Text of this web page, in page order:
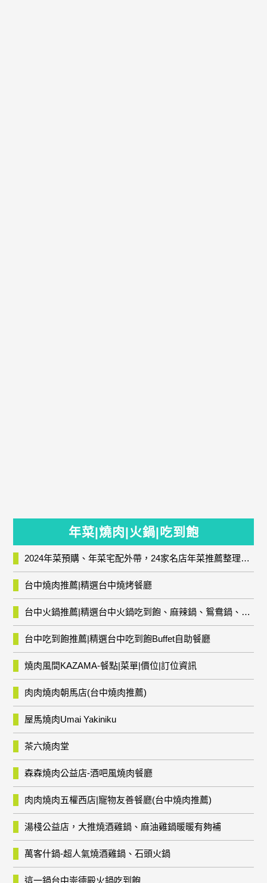
年菜|燒肉|火鍋|吃到飽
2024年菜預購、年菜宅配外帶，24家名店年菜推薦整理，圍爐輕鬆上菜團圓趣
台中燒肉推薦|精選台中燒烤餐廳
台中火鍋推薦|精選台中火鍋吃到飽、麻辣鍋、鴛鴦鍋、石頭火鍋、酸菜白肉鍋、海鮮鍋、燒酒雞、麻油雞、壽喜燒等熱門人氣火鍋店!
台中吃到飽推薦|精選台中吃到飽Buffet自助餐廳
燒肉風間KAZAMA-餐點|菜單|價位|訂位資訊
肉肉燒肉朝馬店(台中燒肉推薦)
屋馬燒肉Umai Yakiniku
茶六燒肉堂
森森燒肉公益店-酒吧風燒肉餐廳
肉肉燒肉五權西店|寵物友善餐廳(台中燒肉推薦)
湯棧公益店，大推燒酒雞鍋、麻油雞鍋暖暖有夠補
萬客什鍋-超人氣燒酒雞鍋、石頭火鍋
這一鍋台中崇德殿火鍋吃到飽